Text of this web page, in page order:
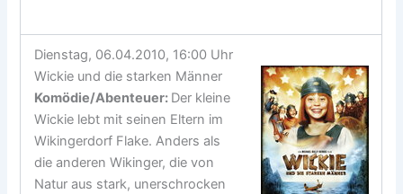
Dienstag, 06.04.2010, 16:00 Uhr
Wickie und die starken Männer
Komödie/Abenteuer: Der kleine
Wickie lebt mit seinen Eltern im
Wikingerdorf Flake. Anders als
die anderen Wikinger, die von
Natur aus stark, unerschrocken